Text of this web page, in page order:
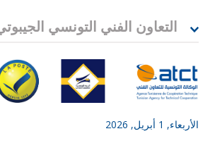
التعاون الفني التونسي الجيبوتي
1 أبريل, 2026